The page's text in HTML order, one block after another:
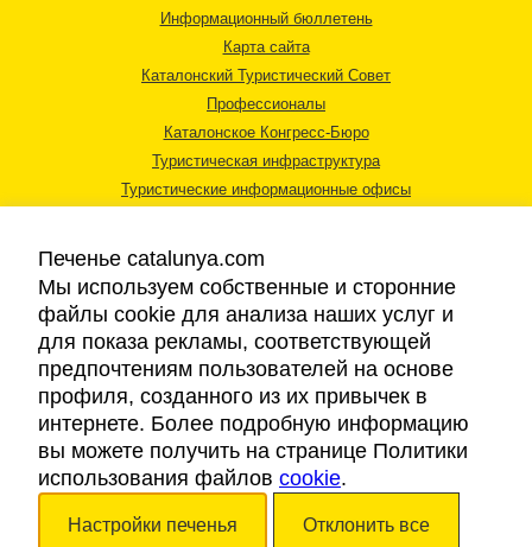
Информационный бюллетень
Карта сайта
Каталонский Туристический Совет
Профессионалы
Каталонское Конгресс-Бюро
Туристическая инфраструктура
Туристические информационные офисы
Правовая информация
Cookies
Доступность
Авторские права © 2026. Каталонский Туристический Совет. Все права
Печенье catalunya.com
Мы используем собственные и сторонние
файлы cookie для анализа наших услуг и
для показа рекламы, соответствующей
предпочтениям пользователей на основе
профиля, созданного из их привычек в
интернете. Более подробную информацию
вы можете получить на странице Политики
использования файлов cookie.
Настройки печенья Отклонить все